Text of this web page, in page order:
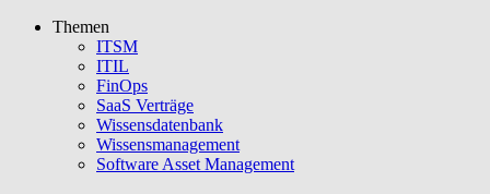
Themen
ITSM
ITIL
FinOps
SaaS Verträge
Wissensdatenbank
Wissensmanagement
Software Asset Management